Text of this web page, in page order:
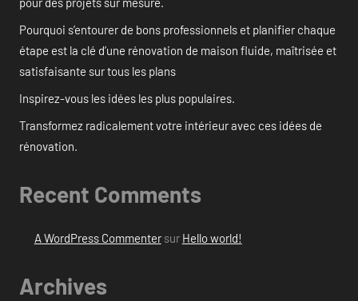
Pourquoi s’entourer de bons professionnels et planifier chaque
étape est la clé d’une rénovation de maison fluide, maîtrisée et
satisfaisante sur tous les plans
Inspirez-vous les idées les plus populaires.
Transformez radicalement votre intérieur avec ces idées de
rénovation.
Recent Comments
A WordPress Commentersur Hello world!
Archives